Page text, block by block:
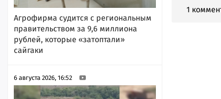
Агрофирма судится с региональным
правительством за 9,6 миллиона
рублей, которые «затоптали»
сайгаки
6 августа 2026, 16:52
1